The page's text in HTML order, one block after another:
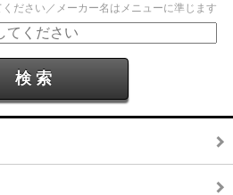
ださい／メーカー名はメニューに準じます